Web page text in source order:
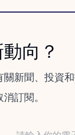
向？
新聞、投資
訂閱。